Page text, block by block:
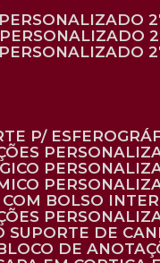
P/
COM BOLSO
SUPORTE DE
BLOCO DE